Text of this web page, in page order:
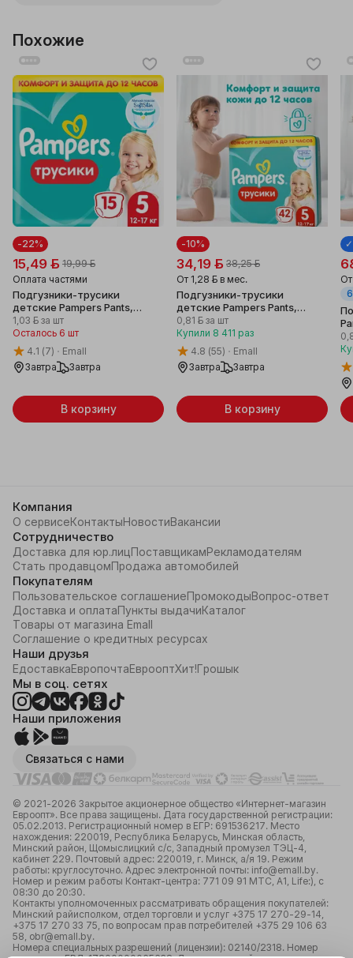
Похожие
-22%
15,49 ƃ 19,99 ƃ
Оплата частями
Подгузники-трусики
детские Pampers Pants,
размер 5, 12-17 кг, 15 шт
1,03 ƃ за шт
Осталось 6 шт
4.1 (7)
Emall
Завтра
Завтра
В корзину
-10%
34,19 ƃ 38,25 ƃ
От 1,28 ƃ в мес.
Подгузники-трусики
детские Pampers Pants,
размер 5, 12-17 кг, 42 шт
0,81 ƃ за шт
Купили 8 411 раз
4.8 (55)
Emall
Завтра
Завтра
В корзину
5,
Компания
О сервисеКонтактыНовостиВакансии
Сотрудничество
Доставка для юр.лицПоставщикамРекламодателям
Стать продавцомПродажа автомобилей
Покупателям
Пользовательское соглашениеПромокодыВопрос-ответ
Доставка и оплатаПункты выдачиКаталог
Товары от магазина Emall
Соглашение о кредитных ресурсах
Наши друзья
ЕдоставкаЕвропочтаЕврооптХит!Грошык
Мы в соц. сетях
Наши приложения
Связаться с нами
© 2021-2026 Закрытое акционерное общество «Интернет-магазин
Евроопт». Все права защищены. Дата государственной регистрации:
05.02.2013. Регистрационный номер в ЕГР: 691536217. Место
нахождения: 220019, Республика Беларусь, Минская область,
Минский район, Щомыслицкий с/с, Западный промузел ТЭЦ-4,
кабинет 229. Почтовый адрес: 220019, г. Минск, а/я 19. Режим
работы: круглосуточно. Адрес электронной почты: info@emall.by.
Номер и режим работы Контакт-центра: 771 09 91 МТС, А1, Life:), с
08:30 до 20:30.
Контакты уполномоченных рассматривать обращения покупателей:
Минский райисполком, отдел торговли и услуг +375 17 270-29-14,
+375 17 270 33 75, по вопросам прав потребителей +375 29 106 63
58, obr@emall.by.
Номера специальных разрешений (лицензии): 02140/2318. Номер